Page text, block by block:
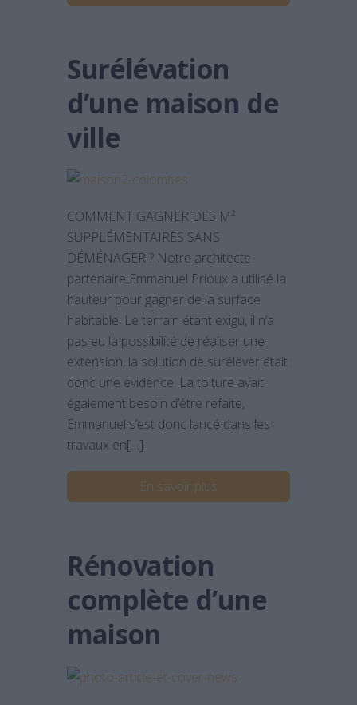
Surélévation
d’une maison de
ville
COMMENT GAGNER DES M²
SUPPLÉMENTAIRES SANS
DÉMÉNAGER ? Notre architecte
partenaire Emmanuel Prioux a utilisé la
hauteur pour gagner de la surface
habitable. Le terrain étant exigu, il n’a
pas eu la possibilité de réaliser une
extension, la solution de surélever était
donc une évidence. La toiture avait
également besoin d’être refaite,
Emmanuel s’est donc lancé dans les
travaux en[…]
En savoir plus
Rénovation
complète d’une
maison